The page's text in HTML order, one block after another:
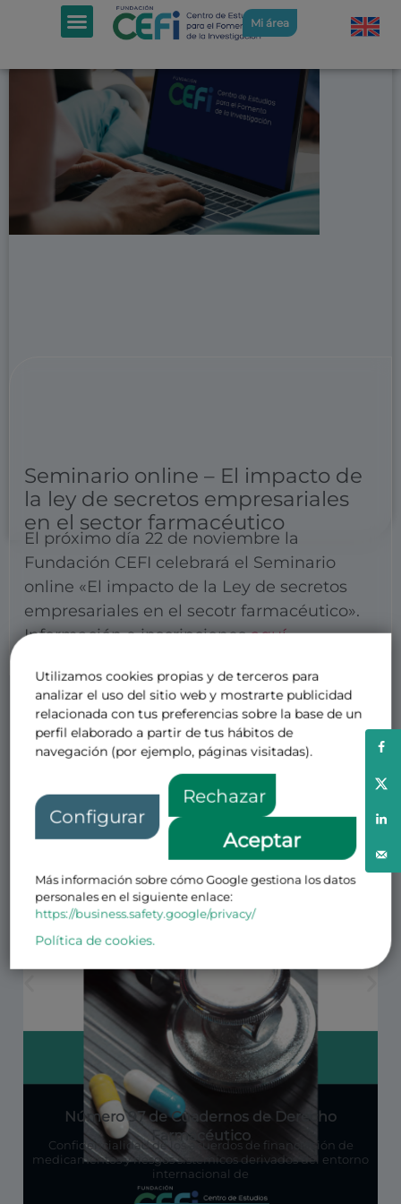
Mi área
Seminario online – El impacto de
la ley de secretos empresariales
en el sector farmacéutico
El próximo día 22 de noviembre la
Fundación CEFI celebrará el Seminario
online «El impacto de la Ley de secretos
empresariales en el secotr farmacéutico».
Información e inscripcionesaquí
Otras noticias de interés
Número 97 de Cuadernos de Derecho
Farmacéutico
Confidencialidad de los acuerdos de financiación de
medicamentos y riesgos sistémicos derivados del entorno
internacional de
Utilizamos cookies propias y de terceros para
analizar el uso del sitio web y mostrarte publicidad
relacionada con tus preferencias sobre la base de un
perfil elaborado a partir de tus hábitos de
navegación (por ejemplo, páginas visitadas).
Configurar
Rechazar
Aceptar
Más información sobre cómo Google gestiona los datos
personales en el siguiente enlace:
https://business.safety.google/privacy/
Política de cookies.